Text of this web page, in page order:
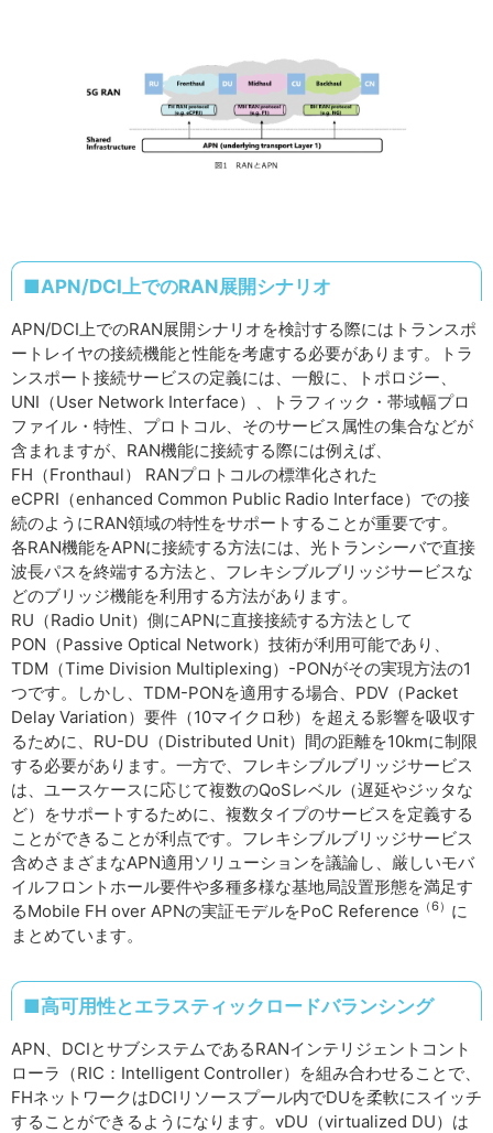
■APN/DCI上でのRAN展開シナリオ
APN/DCI上でのRAN展開シナリオを検討する際にはトランスポ
ートレイヤの接続機能と性能を考慮する必要があります。トラ
ンスポート接続サービスの定義には、一般に、トポロジー、
UNI（User Network Interface）、トラフィック・帯域幅プロ
ファイル・特性、プロトコル、そのサービス属性の集合などが
含まれますが、RAN機能に接続する際には例えば、
FH（Fronthaul） RANプロトコルの標準化された
eCPRI（enhanced Common Public Radio Interface）での接
続のようにRAN領域の特性をサポートすることが重要です。
各RAN機能をAPNに接続する方法には、光トランシーバで直接
波長パスを終端する方法と、フレキシブルブリッジサービスな
どのブリッジ機能を利用する方法があります。
RU（Radio Unit）側にAPNに直接接続する方法として
PON（Passive Optical Network）技術が利用可能であり、
TDM（Time Division Multiplexing）-PONがその実現方法の1
つです。しかし、TDM-PONを適用する場合、PDV（Packet
Delay Variation）要件（10マイクロ秒）を超える影響を吸収す
るために、RU-DU（Distributed Unit）間の距離を10kmに制限
する必要があります。一方で、フレキシブルブリッジサービス
は、ユースケースに応じて複数のQoSレベル（遅延やジッタな
ど）をサポートするために、複数タイプのサービスを定義する
ことができることが利点です。フレキシブルブリッジサービス
含めさまざまなAPN適用ソリューションを議論し、厳しいモバ
イルフロントホール要件や多種多様な基地局設置形態を満足す
るMobile FH over APNの実証モデルをPoC Reference （6） に
まとめています。
■高可用性とエラスティックロードバランシング
APN、DCIとサブシステムであるRANインテリジェントコント
ローラ（RIC：Intelligent Controller）を組み合わせることで、
FHネットワークはDCIリソースプール内でDUを柔軟にスイッチ
することができるようになります。vDU（virtualized DU）は